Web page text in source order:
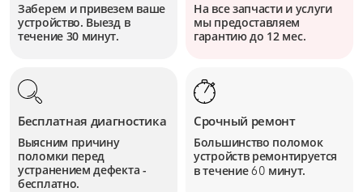
Заберем и привезем ваше
устройство. Выезд в
течение 30 минут.
На все запчасти и услуги
мы предоставляем
гарантию до 12 мес.
Бесплатная диагностика
Выясним причину
поломки перед
устранением дефекта -
бесплатно.
Срочный ремонт
Большинство поломок
устройств ремонтируется
в течение60 минут.